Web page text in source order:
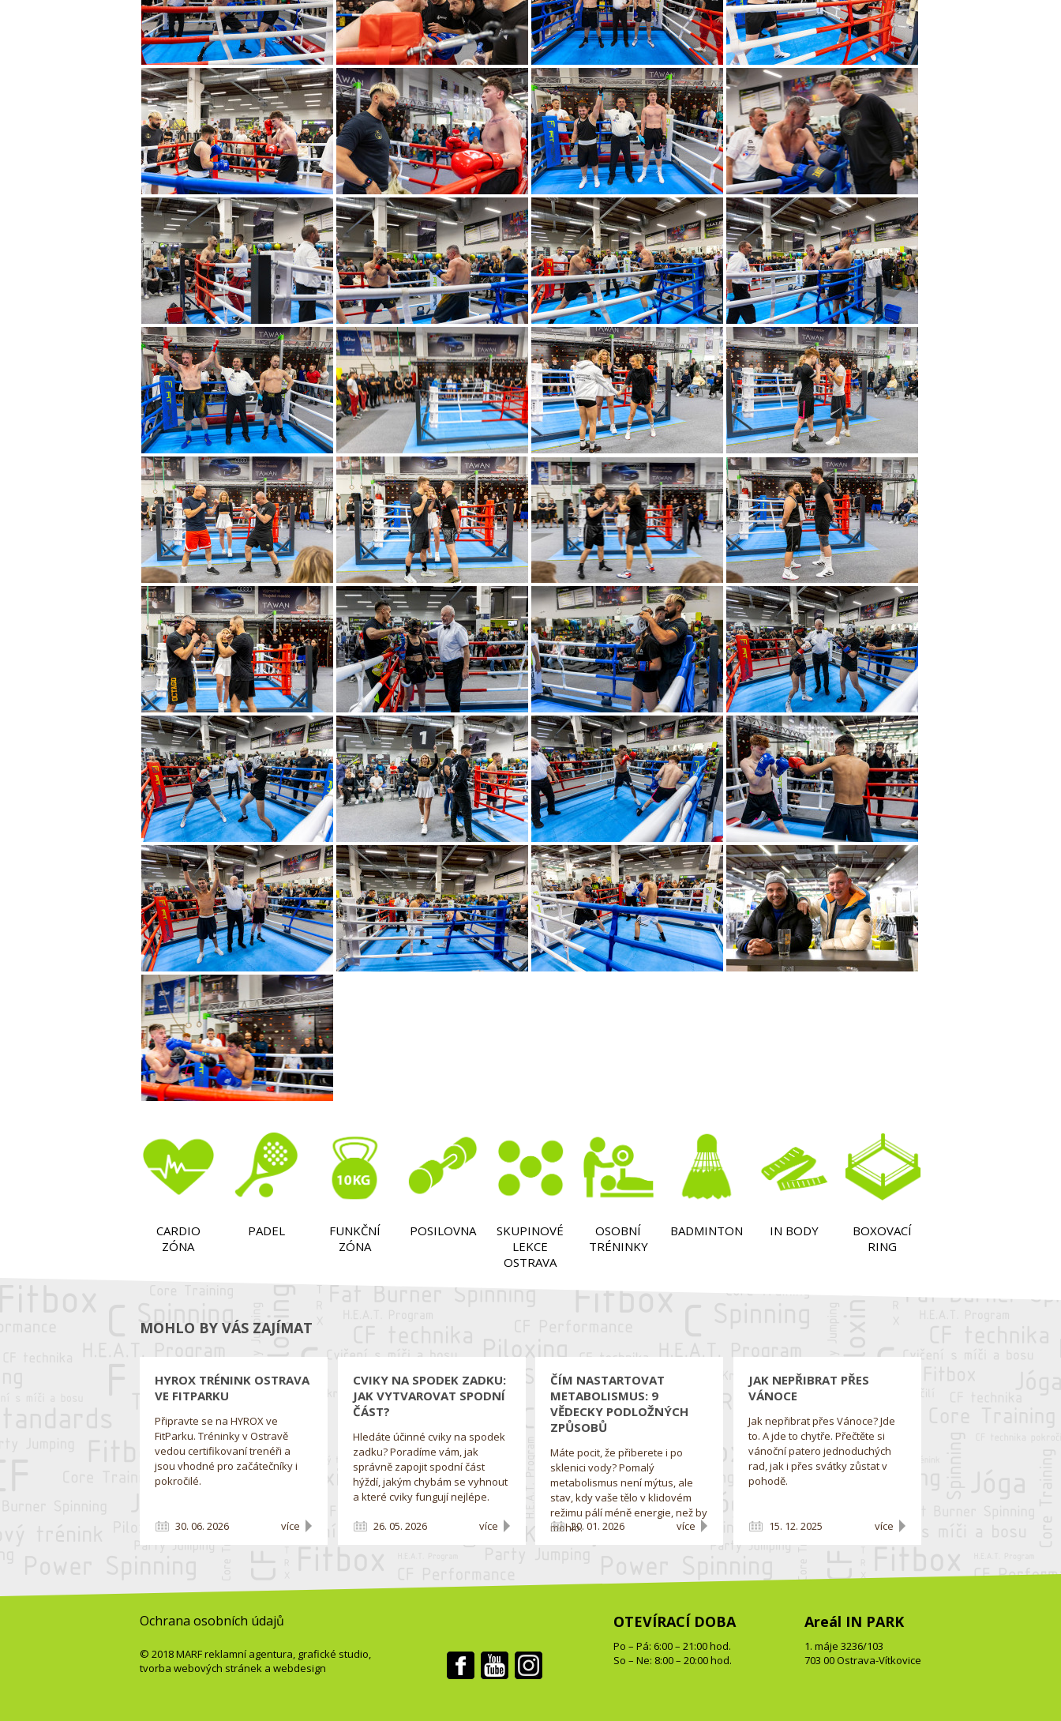
CARDIO
ZÓNA
PADEL
FUNKČNÍ
ZÓNA
POSILOVNA
SKUPINOVÉ
LEKCE
OSTRAVA
OSOBNÍ
TRÉNINKY
BADMINTON IN BODY
BOXOVACÍ
RING
MOHLO BY VÁS ZAJÍMAT
HYROX TRÉNINK OSTRAVA
VE FITPARKU
Připravte se na HYROX ve
FitParku. Tréninky v Ostravě
vedou certifikovaní trenéři a
jsou vhodné pro začátečníky i
pokročilé.
30. 06. 2026 více
CVIKY NA SPODEK ZADKU:
JAK VYTVAROVAT SPODNÍ
ČÁST?
Hledáte účinné cviky na spodek
zadku? Poradíme vám, jak
správně zapojit spodní část
hýždí, jakým chybám se vyhnout
a které cviky fungují nejlépe.
26. 05. 2026 více
ČÍM NASTARTOVAT
METABOLISMUS: 9
VĚDECKY PODLOŽNÝCH
ZPŮSOBŮ
Máte pocit, že přiberete i po
sklenici vody? Pomalý
metabolismus není mýtus, ale
stav, kdy vaše tělo v klidovém
režimu pálí méně energie, než by
mohlo.20. 01. 2026 více
JAK NEPŘIBRAT PŘES
VÁNOCE
Jak nepřibrat přes Vánoce? Jde
to. A jde to chytře. Přečtěte si
vánoční patero jednoduchých
rad, jak i přes svátky zůstat v
pohodě.
15. 12. 2025 více
Areál IN PARK
1. máje 3236/103
703 00 Ostrava-Vítkovice
OTEVÍRACÍ DOBA
Po – Pá: 6:00 – 21:00 hod.
So – Ne: 8:00 – 20:00 hod.
Ochrana osobních údajů
© 2018MARFreklamní agentura, grafické studio,
tvorba webových stránek awebdesign